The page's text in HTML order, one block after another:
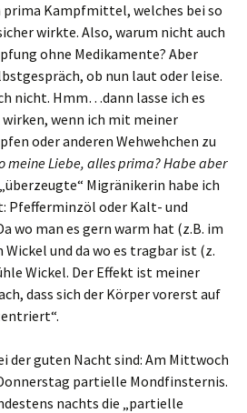
prima Kampfmittel, welches bei so
wirkte. Also, warum nicht auch
ohne Medikamente? Aber
ob nun laut oder leise.
nicht. Hmm…dann lasse ich es
wenn ich mit meiner
oder anderen Wehwehchen zu
meine Liebe, alles prima? Habe aber
Migränikerin habe ich
Pfefferminzöl oder Kalt- und
wo man es gern warm hat (z.B. im
Wickel und da wo es tragbar ist (z.
Wickel. Der Effekt ist meiner
dass sich der Körper vorerst auf
der guten Nacht sind: Am Mittwoch
partielle Mondfinsternis.
nachts die „partielle